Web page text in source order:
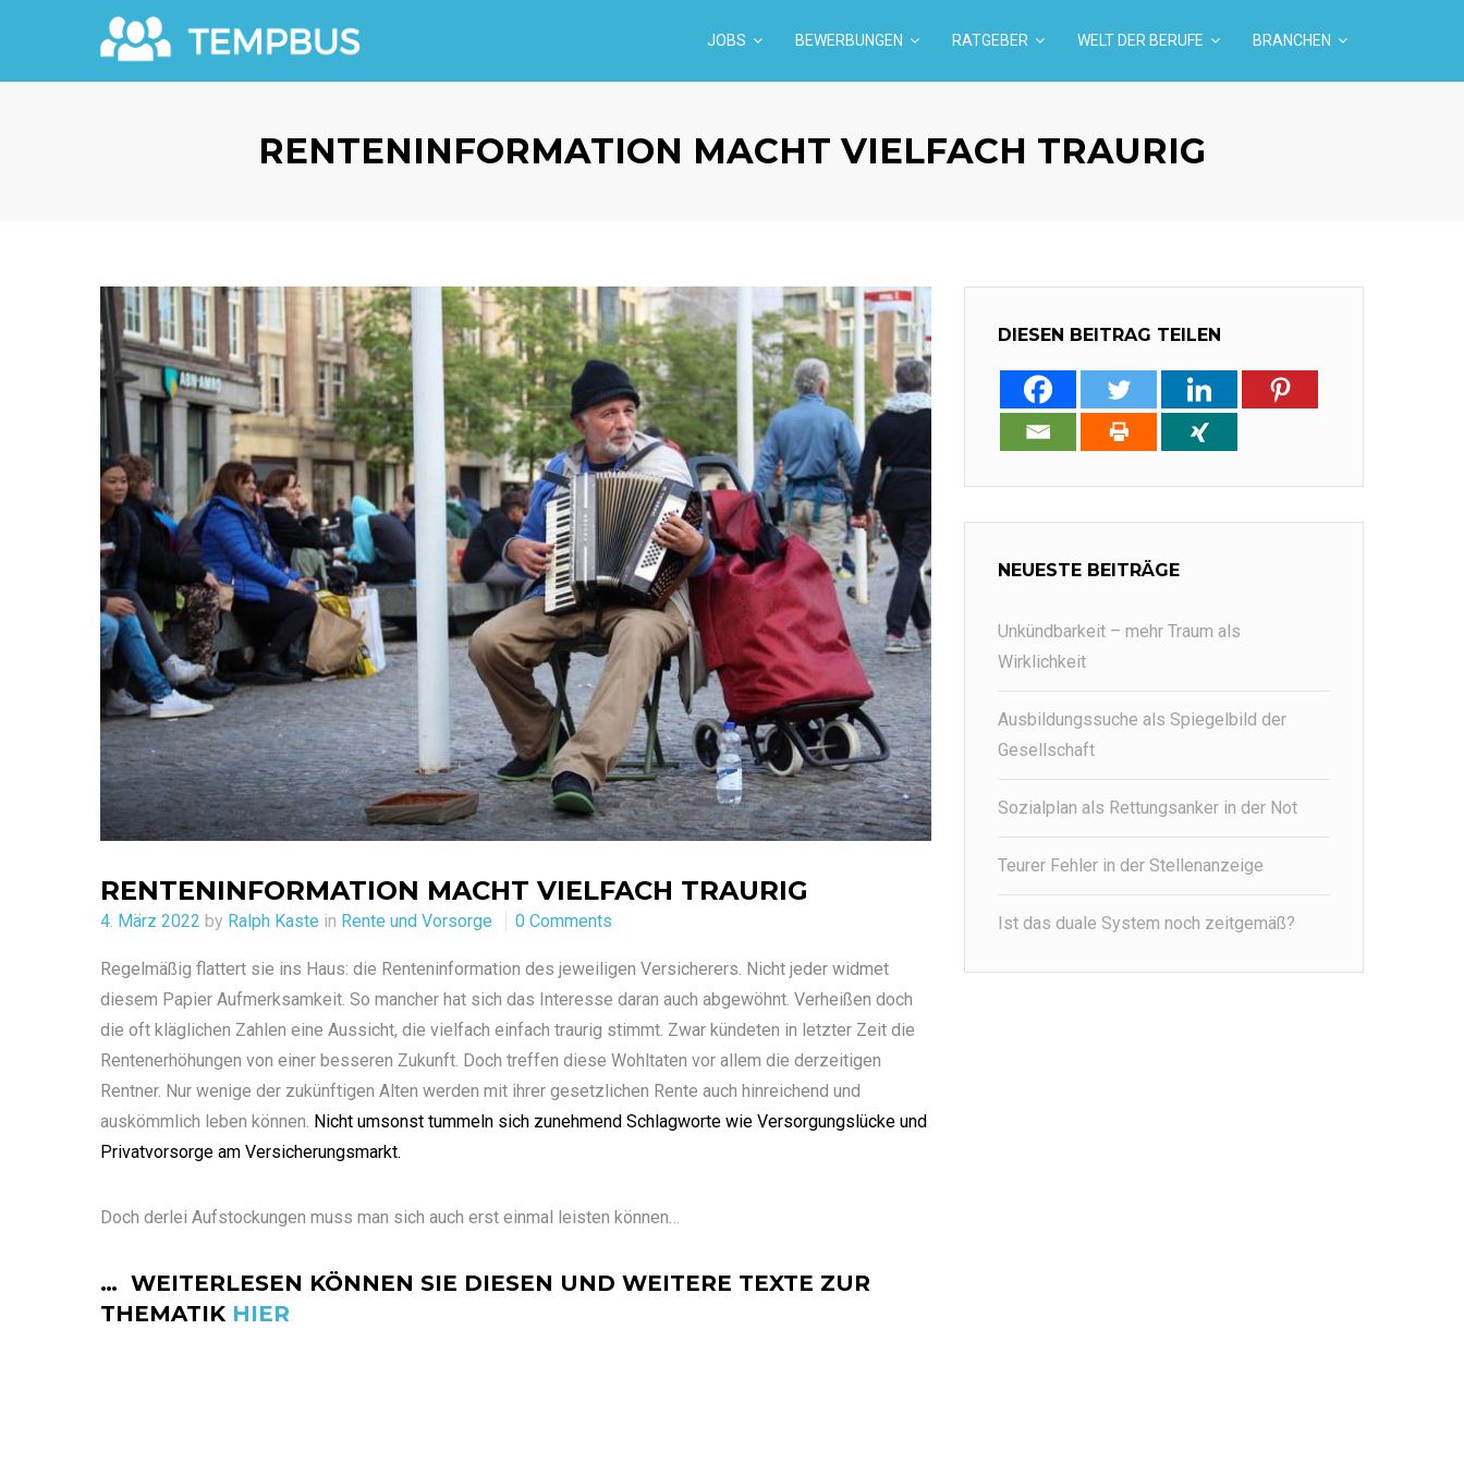
JOBS BEWERBUNGEN RATGEBER WELT DER BERUFE BRANCHEN
RENTENINFORMATION MACHT VIELFACH TRAURIG
RENTENINFORMATION MACHT VIELFACH TRAURIG
Posted
4. März 2022 by Ralph Kaste in Rente und Vorsorge 0 Comments
Regelmäßig flattert sie ins Haus: die Renteninformation des jeweiligen Versicherers. Nicht jeder widmet
diesem Papier Aufmerksamkeit. So mancher hat sich das Interesse daran auch abgewöhnt. Verheißen doch
die oft kläglichen Zahlen eine Aussicht, die vielfach einfach traurig stimmt. Zwar kündeten in letzter Zeit die
Rentenerhöhungen von einer besseren Zukunft. Doch treffen diese Wohltaten vor allem die derzeitigen
Rentner. Nur wenige der zukünftigen Alten werden mit ihrer gesetzlichen Rente auch hinreichend und
auskömmlich leben können. Nicht umsonst tummeln sich zunehmend Schlagworte wie Versorgungslücke und
Privatvorsorge am Versicherungsmarkt.
Doch derlei Aufstockungen muss man sich auch erst einmal leisten können…
… WEITERLESEN KÖNNEN SIE DIESEN UND WEITERE TEXTE ZUR
THEMATIK HIER
DIESEN BEITRAG TEILEN
NEUESTE BEITRÄGE
Unkündbarkeit – mehr Traum als
Wirklichkeit
Ausbildungssuche als Spiegelbild der
Gesellschaft
Sozialplan als Rettungsanker in der Not
Teurer Fehler in der Stellenanzeige
Ist das duale System noch zeitgemäß?